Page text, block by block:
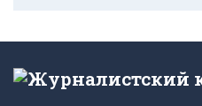
Журналистский